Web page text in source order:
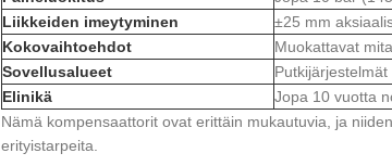
Liikkeiden imeytyminen
±25 mm
Kokovaihtoehdot
Muokattavat
Sovellusalueet
Elinikä
Jopa 10 vuotta
Nämä kompensaattorit ovat erittäin mukautuvia, ja
erityistarpeita.